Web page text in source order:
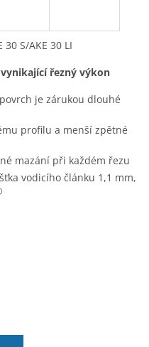
S/AKE 30 LI
řezný výkon
je zárukou dlouhé
profilu a menší zpětné
mazání při každém řezu
vodicího článku 1,1 mm,